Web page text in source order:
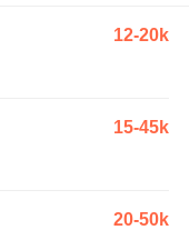
12-20k
15-45k
20-50k